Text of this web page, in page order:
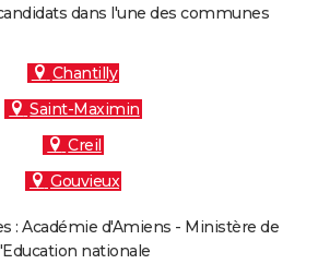
dans l'une des communes
Chantilly
Saint-Maximin
Creil
Gouvieux
: Académie d'Amiens - Ministère de
nationale